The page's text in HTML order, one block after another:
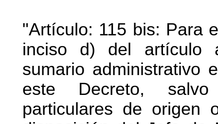
"Artículo: 115 bis: Para
inciso d) del artículo
sumario administrativo
este Decreto,
particulares de origen